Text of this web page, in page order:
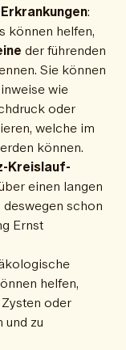
:
können helfen,
der führenden
Sie können
wie
oder
welche im
können.
Kreislauf-
einen langen
schon
Ernst
helfen,
oder
zu